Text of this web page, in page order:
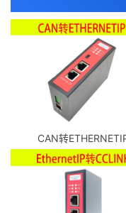
CAN转